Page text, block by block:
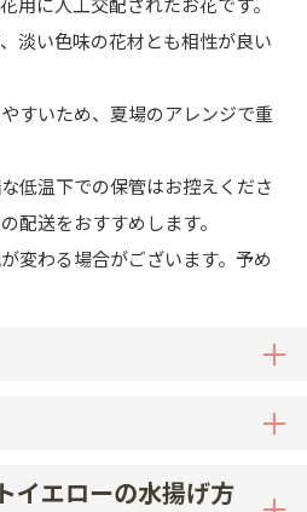
イエローの水揚げ方
淡い色味の花材とも相性が良い
すいため、夏場のアレンジで重
低温下での保管はお控えくださ
配送をおすすめします。
変わる場合がございます。予め